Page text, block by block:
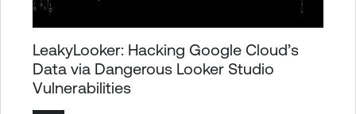
LeakyLooker: Hacking Google Cloud’s
Data via Dangerous Looker Studio
Vulnerabilities